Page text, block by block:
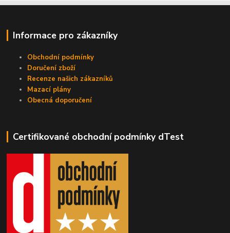
Informace pro zákazníky
Obchodní podmínky
Doručení zboží
Recenze našich zákazníků
Mazací plány
Obecná doporučení
Certifikované obchodní podmínky dTest